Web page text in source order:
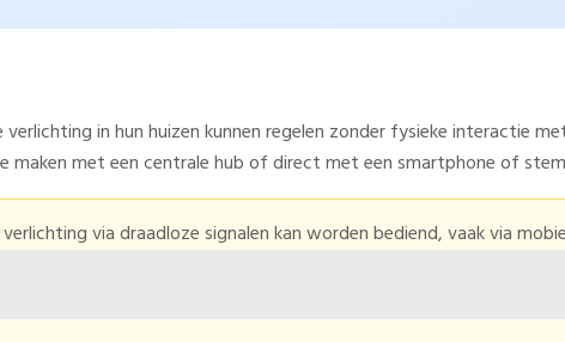
in hun huizen kunnen regelen zonder fysieke interactie
met een centrale hub of direct met een smartphone of
via draadloze signalen kan worden bediend, vaak via